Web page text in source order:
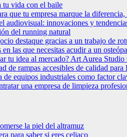
tu vida con el baile
que tu empresa marque la
audiovisual: innovaciones y
del running natural
destaque gracias a un trabajo de
en las que necesitas acudir a un
tu idea al mercado? Art Aurea
de rampas accesibles de calidad
de equipos industriales como factor
una empresa de limpieza
la piel del altramuz
para saber si eres celiaco